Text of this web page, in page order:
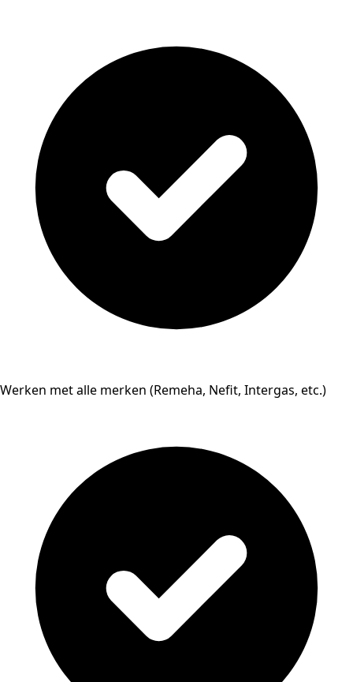
Werken met alle merken (Remeha, Nefit, Intergas, etc.)